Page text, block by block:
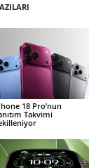
18 Pro’nun
Takvimi